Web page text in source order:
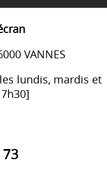
VANNES
lundis, mardis et
73